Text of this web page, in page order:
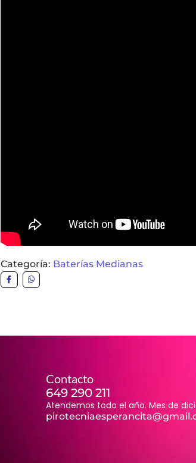
Categoría: Baterías Medianas
Contacto
649 290 211
Atendemos todo el año. Mes de